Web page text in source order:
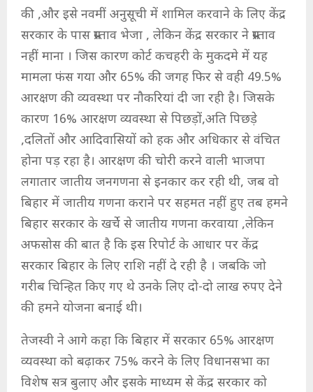
की ,और इसे नवमीं अनुसूची में शामिल करवाने के लिए केंद्र
सरकार के पास प्रस्ताव भेजा , लेकिन केंद्र सरकार ने प्रस्ताव
नहीं माना । जिस कारण कोर्ट कचहरी के मुकदमे में यह
मामला फंस गया और 65% की जगह फिर से वही 49.5%
आरक्षण की व्यवस्था पर नौकरियां दी जा रही है। जिसके
कारण 16% आरक्षण व्यवस्था से पिछड़ों,अति पिछड़े
,दलितों और आदिवासियों को हक और अधिकार से वंचित
होना पड़ रहा है। आरक्षण की चोरी करने वाली भाजपा
लगातार जातीय जनगणना से इनकार कर रही थी, जब वो
बिहार में जातीय गणना कराने पर सहमत नहीं हुए तब हमने
बिहार सरकार के खर्चे से जातीय गणना करवाया ,लेकिन
अफसोस की बात है कि इस रिपोर्ट के आधार पर केंद्र
सरकार बिहार के लिए राशि नहीं दे रही है । जबकि जो
गरीब चिन्हित किए गए थे उनके लिए दो-दो लाख रुपए देने
की हमने योजना बनाई थी।
तेजस्वी ने आगे कहा कि बिहार में सरकार 65% आरक्षण
व्यवस्था को बढ़ाकर 75% करने के लिए विधानसभा का
विशेष सत्र बुलाए और इसके माध्यम से केंद्र सरकार को